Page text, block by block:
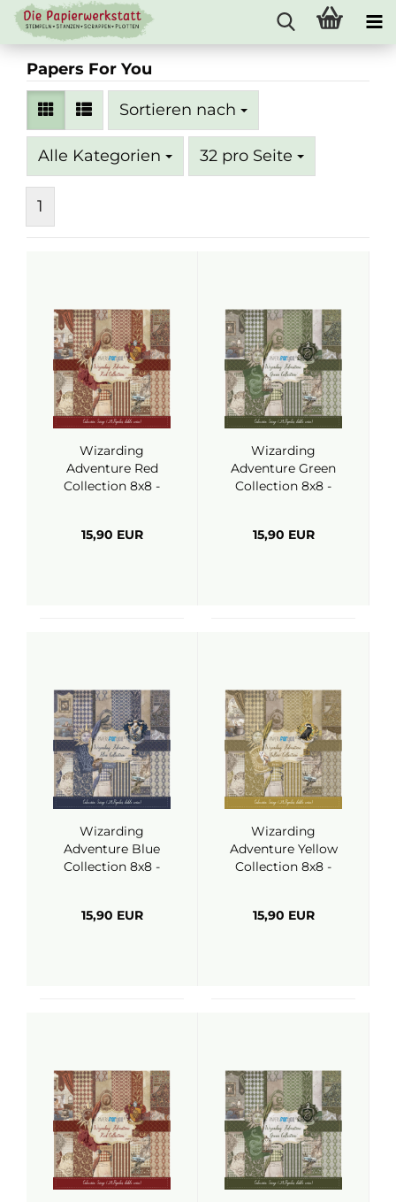
Papers For You
Sortieren nach
Sortieren nach
Alle Kategorien 32 pro Seite
pro Seite
1
Wizarding
Adventure Red
Collection 8x8 -
15,90 EUR
Wizarding
Adventure Green
Collection 8x8 -
15,90 EUR
Wizarding
Adventure Blue
Collection 8x8 -
15,90 EUR
Wizarding
Adventure Yellow
Collection 8x8 -
15,90 EUR